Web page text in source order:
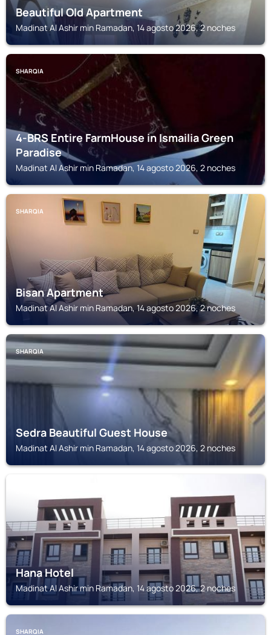
Beautiful Old Apartment
Madinat Al Ashir min Ramadan, 14 agosto 2026, 2 noches
SHARQIA
4-BRS Entire FarmHouse in Ismailia Green
Paradise
Madinat Al Ashir min Ramadan, 14 agosto 2026, 2 noches
SHARQIA
Bisan Apartment
Madinat Al Ashir min Ramadan, 14 agosto 2026, 2 noches
SHARQIA
Sedra Beautiful Guest House
Madinat Al Ashir min Ramadan, 14 agosto 2026, 2 noches
Hana Hotel
Madinat Al Ashir min Ramadan, 14 agosto 2026, 2 noches
SHARQIA